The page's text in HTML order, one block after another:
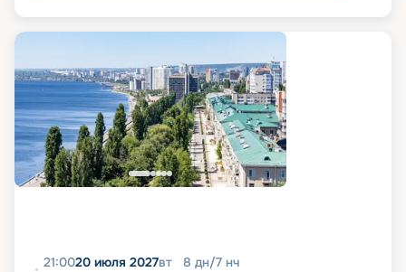
21:0020 июля 2027вт 8 дн/7 нч